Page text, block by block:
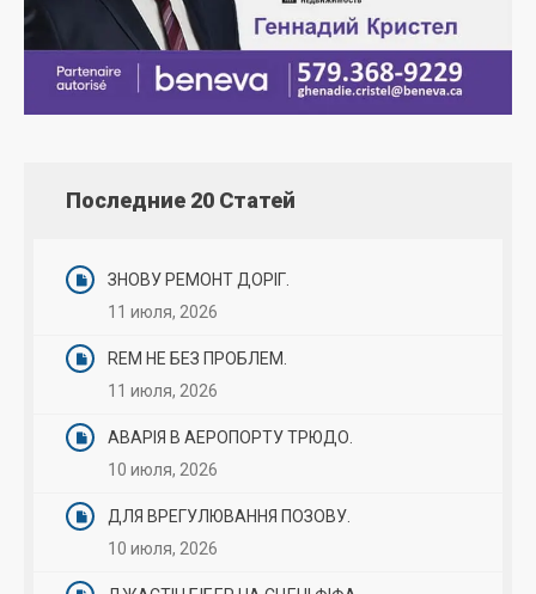
Последние 20 Статей
ЗНОВУ РЕМОНТ ДОРІГ.
11 июля, 2026
REM НЕ БЕЗ ПРОБЛЕМ.
11 июля, 2026
АВАРІЯ В АЕРОПОРТУ ТРЮДО.
10 июля, 2026
ДЛЯ ВРЕГУЛЮВАННЯ ПОЗОВУ.
10 июля, 2026